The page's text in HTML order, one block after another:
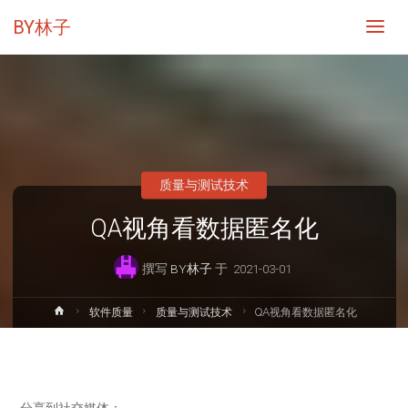
BY林子
QA视角看数据匿名化
撰写 BY林子 于 2021-03-01
质量与测试技术
首
页
软件质量 质量与测试技术 QA视角看数据匿名化